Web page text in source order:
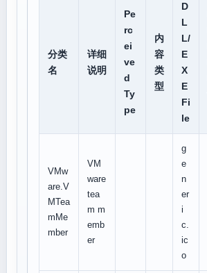
分类
名
详细
说明
Pe
rc
ei
ve
d
Ty
pe
内
容
类
型
D
L
L/
E
X
E
Fi
le
VMw
are.V
MTea
mMe
mber
VM
ware
tea
m m
emb
er
g
e
n
er
i
c.
ic
o